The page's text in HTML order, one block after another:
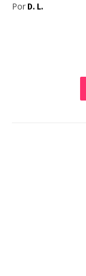
Por D. L.